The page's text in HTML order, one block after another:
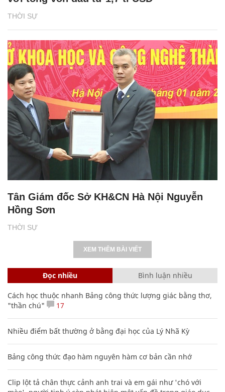
THỜI SỰ
THỜI SỰ
Tân Giám đốc Sở KH&CN Hà Nội Nguyễn
Hồng Sơn
XEM THÊM BÀI VIẾT
Đọc nhiều Bình luận nhiều
Cách học thuộc nhanh Bảng công thức lượng giác bằng thơ,
"thần chú"
17
Nhiều điểm bất thường ở bằng đại học của Lý Nhã Kỳ
Bảng công thức đạo hàm nguyên hàm cơ bản cần nhớ
Clip lột tả chân thực cảnh anh trai và em gái như 'chó với